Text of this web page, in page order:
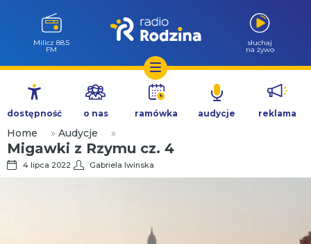
Przejdź
treści
Milicz 88.5
FM
słuchaj
na żywo
dostępność o nas ramówka audycje reklama
Home » Audycje »
Migawki z Rzymu cz. 4
4 lipca 2022 Gabriela Iwinska